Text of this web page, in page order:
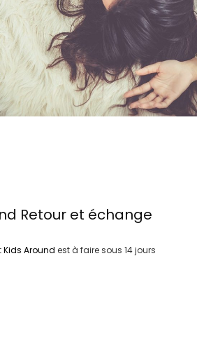
Retour et échange
Kids Around est à faire sous 14 jours